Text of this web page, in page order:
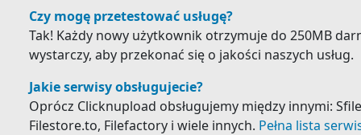
Czy mogę przetestować usługę?
Tak! Każdy nowy użytkownik otrzymuje do 250MB
wystarczy, aby przekonać się o jakości naszych usług.
Jakie serwisy obsługujecie?
Oprócz Clicknupload obsługujemy między innymi:
Filestore.to, Filefactory i wiele innych. Pełna lista